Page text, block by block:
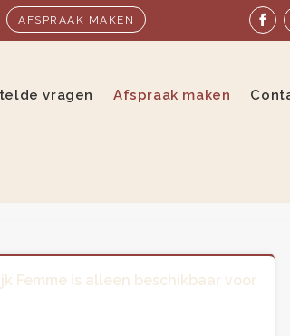
AFSPRAAK MAKEN
vragen Afspraak maken
Femme is alleen beschikbaar voor